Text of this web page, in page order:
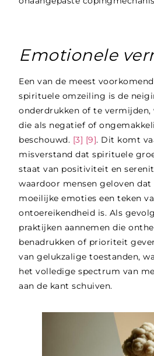
Emotionele
Een van de meest
spirituele omzeiling is de
onderdrukken of te
die als negatief of
beschouwd. [3] [9]. Dit komt
misverstand dat spirituele
staat van positiviteit en
waardoor mensen geloven
moeilijke emoties een teken
ontoereikendheid is. Als
praktijken aannemen die
benadrukken of prioriteit
van gelukzalige toestanden,
het volledige spectrum van
aan de kant schuiven.